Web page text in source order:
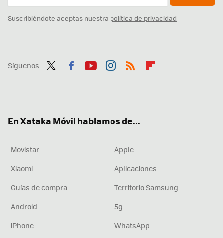
Suscribiéndote aceptas nuestra política de privacidad
Síguenos
En Xataka Móvil hablamos de...
Movistar
Apple
Xiaomi
Aplicaciones
Guías de compra
Territorio Samsung
Android
5g
iPhone
WhatsApp